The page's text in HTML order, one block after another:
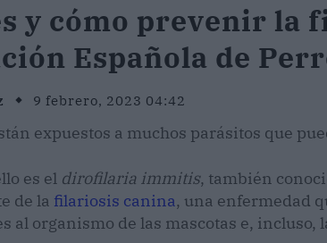
y cómo prevenir la
Española de
9 febrero, 2023 04:42
expuestos a muchos parásitos que
es el dirofilaria immitis, también
de la filariosis canina, una enfermedad
al organismo de las mascotas e, incluso,